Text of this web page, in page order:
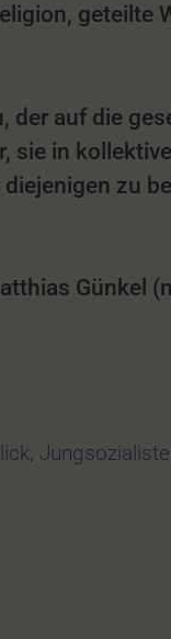
geteilte
der auf die
in
zu
Günkel
,